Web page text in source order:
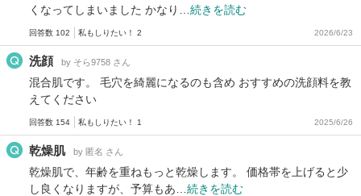
くなってしまいました かなり… 続きを読む
回答数 102 私もしりたい！ 2 2026/6/23
洗顔 by そら9758 さん
混合肌です。 毛穴を綺麗になるのも含め おすすめの洗顔料を教
えてください
回答数 154 私もしりたい！ 1 2025/6/26
乾燥肌 by 匿名 さん
乾燥肌で、年齢を重ねもっと乾燥します。 価格帯を上げると少
し良くなりますが、予算もあ… 続きを読む